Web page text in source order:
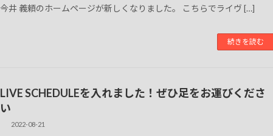
今井 義頼のホームページが新しくなりました。 こちらでライヴ […]
続きを読む
LIVE SCHEDULEを入れました！ぜひ足をお運びくださ
い
2022-08-21